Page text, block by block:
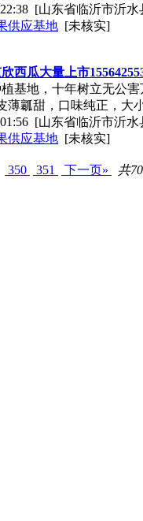
[山东省临沂市沂水
供应基地 [未核实]
西瓜大量上市
基地，十年树立无公
薄瓤甜，口味纯正，大
[山东省临沂市沂水
供应基地 [未核实]
350 351 下一页» 共